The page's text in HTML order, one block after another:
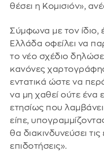
θέσει η Κομισιόν»,
Σύμφωνα με τον ίδιο,
Ελλάδα οφείλει να
το νέο σχέδιο
κανόνες
εντατικά ώστε να
να μη χαθεί ούτε ένα
ετησίως που
είπε,
θα διακινδυνεύσει
επιδοτήσεις».